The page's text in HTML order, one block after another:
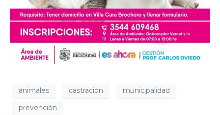
animales castración
municipalidad
prevención